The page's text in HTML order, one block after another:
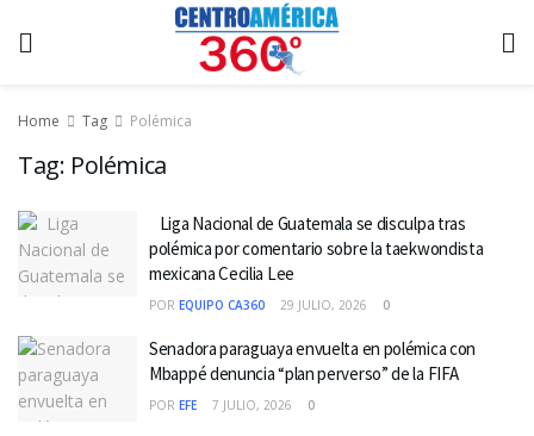
Home Tag Polémica
Tag: Polémica
Liga Nacional de Guatemala se disculpa tras
polémica por comentario sobre la taekwondista
mexicana Cecilia Lee
POR EQUIPO CA360 29 JULIO, 2026 0
Senadora paraguaya envuelta en polémica con
Mbappé denuncia “plan perverso” de la FIFA
POR EFE 7 JULIO, 2026 0